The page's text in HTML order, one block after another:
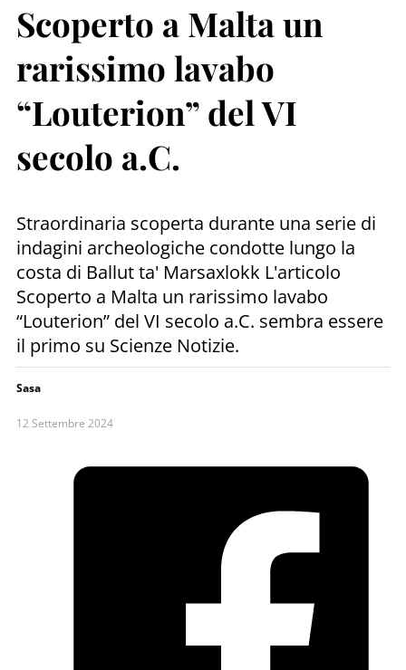
Scoperto a Malta un
rarissimo lavabo
“Louterion” del VI
secolo a.C.
Straordinaria scoperta durante una serie di
indagini archeologiche condotte lungo la
costa di Ballut ta' Marsaxlokk L'articolo
Scoperto a Malta un rarissimo lavabo
“Louterion” del VI secolo a.C. sembra essere
il primo su Scienze Notizie.
Sasa
12 Settembre 2024